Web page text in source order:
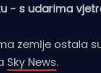
- s udarima
zemlje ostala
Sky News.